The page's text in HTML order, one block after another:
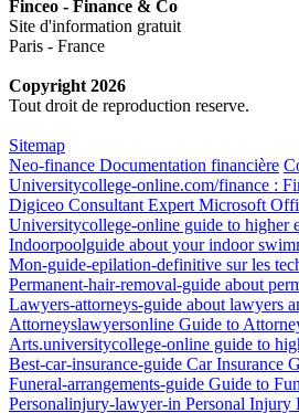
Finceo - Finance & Co
Site d'information gratuit
Paris - France
Copyright 2026
Tout droit de reproduction reserve.
Sitemap
Neo-finance Documentation financière
Universitycollege-online.com/finance :
Digiceo Consultant Expert Microsoft
Universitycollege-online guide to higher
Indoorpoolguide about your indoor
Mon-guide-epilation-definitive sur les
Permanent-hair-removal-guide about
Lawyers-attorneys-guide about lawyers
Attorneyslawyersonline Guide to
Arts.universitycollege-online guide to
Best-car-insurance-guide Car Insurance
Funeral-arrangements-guide Guide to
Personalinjury-lawyer-in Personal Injury